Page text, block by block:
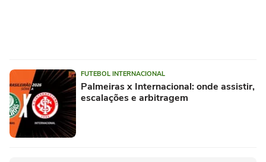
FUTEBOL INTERNACIONAL
Palmeiras x Internacional: onde assistir,
escalações e arbitragem